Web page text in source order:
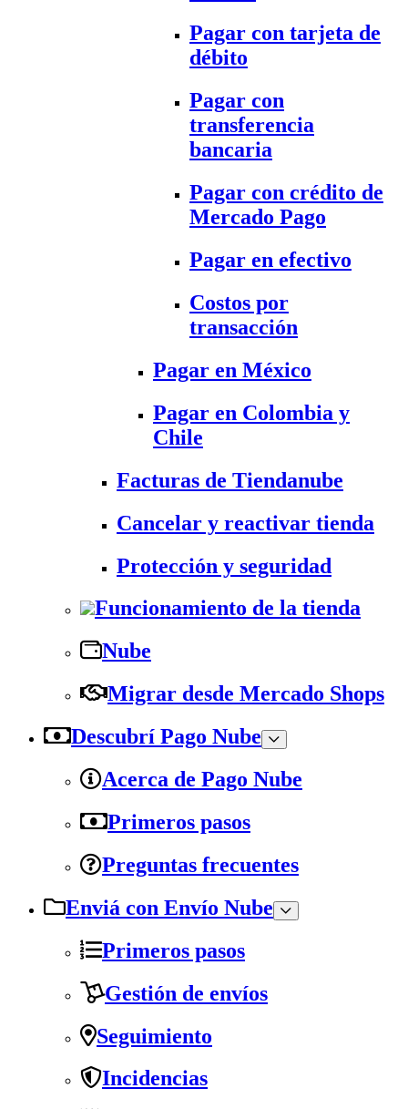
Pagar con tarjeta de
débito
Pagar con
transferencia
bancaria
Pagar con crédito de
Mercado Pago
Pagar en efectivo
Costos por
transacción
Pagar en México
Pagar en Colombia y
Chile
Facturas de Tiendanube
Cancelar y reactivar tienda
Protección y seguridad
Funcionamiento de la tienda
Nube
Migrar desde Mercado Shops
Descubrí Pago Nube
Acerca de Pago Nube
Primeros pasos
Preguntas frecuentes
Enviá con Envío Nube
Primeros pasos
Gestión de envíos
Seguimiento
Incidencias